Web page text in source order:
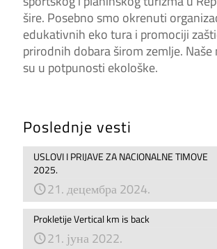
šire. Posebno smo okrenuti
edukativnih eko tura i promociji
prirodnih dobara širom zemlje.
su u potpunosti ekološke.
Poslednje vesti
USLOVI I PRIJAVE ZA NACIONALNE TIMOVE
2025.
21. децембра 2024.
Prokletije Vertical km is back
21. јуна 2022.